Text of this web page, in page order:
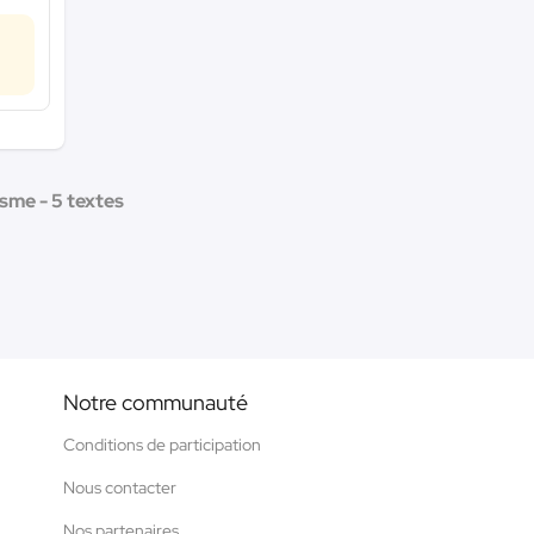
- 5 textes
Notre communauté
Conditions de participation
Nous contacter